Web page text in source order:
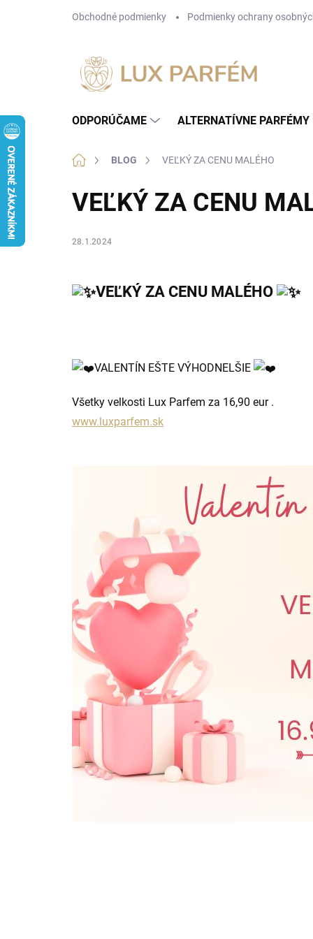
Obchodné podmienky Podmienky ochrany
ODPORÚČAME ALTERNATÍVNE PARFÉMY
DomovBLOG VEĽKÝ ZA CENU MALÉHO
VEĽKÝ ZA CENU
28.1.2024
VEĽKÝ ZA CENU MALÉHO
VALENTÍN EŠTE VÝHODNELŠIE
Všetky velkosti Lux Parfem za 16,90 eur .
www.luxparfem.sk